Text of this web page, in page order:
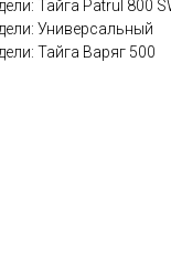
Тайга Patrul 800
Универсальный
Тайга Варяг 500